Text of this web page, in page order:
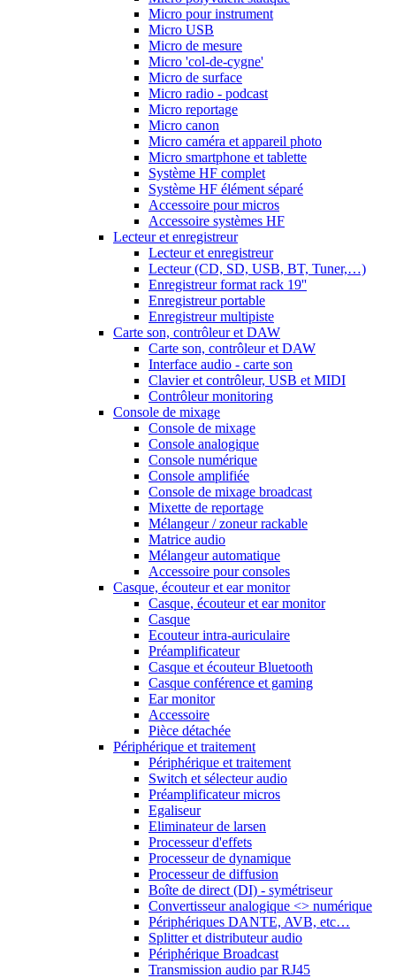
Micro pour instrument
Micro USB
Micro de mesure
Micro 'col-de-cygne'
Micro de surface
Micro radio - podcast
Micro reportage
Micro canon
Micro caméra et appareil photo
Micro smartphone et tablette
Système HF complet
Système HF élément séparé
Accessoire pour micros
Accessoire systèmes HF
Lecteur et enregistreur
Lecteur et enregistreur
Lecteur (CD, SD, USB, BT, Tuner,…)
Enregistreur format rack 19''
Enregistreur portable
Enregistreur multipiste
Carte son, contrôleur et DAW
Carte son, contrôleur et DAW
Interface audio - carte son
Clavier et contrôleur, USB et MIDI
Contrôleur monitoring
Console de mixage
Console de mixage
Console analogique
Console numérique
Console amplifiée
Console de mixage broadcast
Mixette de reportage
Mélangeur / zoneur rackable
Matrice audio
Mélangeur automatique
Accessoire pour consoles
Casque, écouteur et ear monitor
Casque, écouteur et ear monitor
Casque
Ecouteur intra-auriculaire
Préamplificateur
Casque et écouteur Bluetooth
Casque conférence et gaming
Ear monitor
Accessoire
Pièce détachée
Périphérique et traitement
Périphérique et traitement
Switch et sélecteur audio
Préamplificateur micros
Egaliseur
Eliminateur de larsen
Processeur d'effets
Processeur de dynamique
Processeur de diffusion
Boîte de direct (DI) - symétriseur
Convertisseur analogique <> numérique
Périphériques DANTE, AVB, etc…
Splitter et distributeur audio
Périphérique Broadcast
Transmission audio par RJ45